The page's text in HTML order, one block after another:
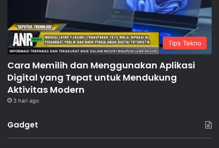
Tips Tekno
Cara Memilih dan Menggunakan Aplikasi
Digital yang Tepat untuk Mendukung
Aktivitas Modern
3 hari ago
Gadget